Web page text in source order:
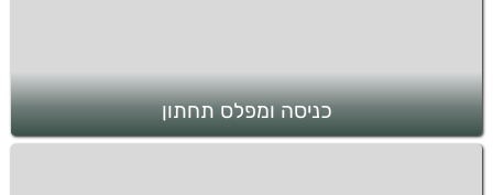
כניסה ומפלס תחתון